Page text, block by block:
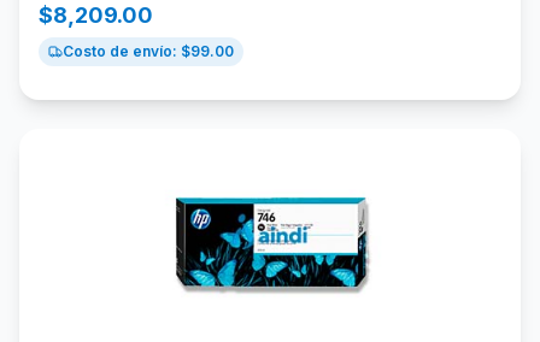
$8,209.00
Costo de envío: $99.00